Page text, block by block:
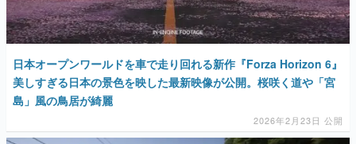
日本オープンワールドを車で走り回れる新作『Forza Horizon 6』
美しすぎる日本の景色を映した最新映像が公開。桜咲く道や「宮
島」風の鳥居が綺麗
2026年2月23日 公開